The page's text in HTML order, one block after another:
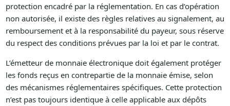
protection encadré par la réglementation. En cas d’opération
non autorisée, il existe des règles relatives au signalement, au
remboursement et à la responsabilité du payeur, sous réserve
du respect des conditions prévues par la loi et par le contrat.
L’émetteur de monnaie électronique doit également protéger
les fonds reçus en contrepartie de la monnaie émise, selon
des mécanismes réglementaires spécifiques. Cette protection
n’est pas toujours identique à celle applicable aux dépôts